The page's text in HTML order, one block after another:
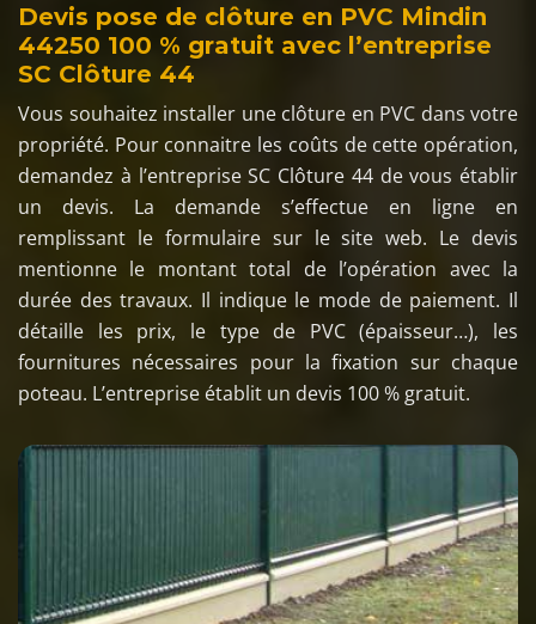
Devis pose de clôture en PVC Mindin
44250 100 % gratuit avec l’entreprise
SC Clôture 44
Vous souhaitez installer une clôture en PVC dans votre
propriété. Pour connaitre les coûts de cette opération,
demandez à l’entreprise SC Clôture 44 de vous établir
un devis. La demande s’effectue en ligne en
remplissant le formulaire sur le site web. Le devis
mentionne le montant total de l’opération avec la
durée des travaux. Il indique le mode de paiement. Il
détaille les prix, le type de PVC (épaisseur…), les
fournitures nécessaires pour la fixation sur chaque
poteau. L’entreprise établit un devis 100 % gratuit.